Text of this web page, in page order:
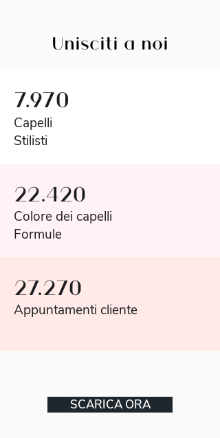
Unisciti a noi
7.970
Capelli
Stilisti
22.420
Colore dei capelli
Formule
27.270
Appuntamenti cliente
SCARICA ORA